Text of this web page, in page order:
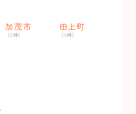
加茂市
（0件）
田上町
（0件）